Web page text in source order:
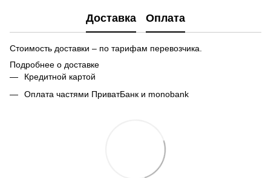
Доставка Оплата
Стоимость доставки – по тарифам перевозчика.
Подробнее о доставке
Кредитной картой
Оплата частями ПриватБанк и monobank